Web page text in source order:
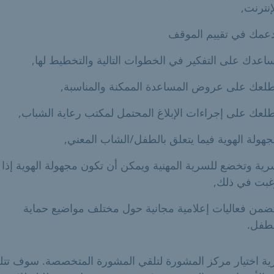
في تقييم الموقف
على التفكير في الخطوات التالية والتخطيط لها,
على عروض المساعدة الممكنة والمناسبة,
على إجراءات الإبلاغ المحتمل لمكتب رعاية الشباب,
الهوية فيما يتعلق بالطفل/الشاب المعني,
وتخضع للسرية المهنية ويمكن أن تكون مجهولة الهوية إذا
في ذلك,
فعاليات إعلامية مجانية حول مختلف مواضيع حماية
اختيار مركز المشورة لتلقي المشورة المتخصصة. سوف